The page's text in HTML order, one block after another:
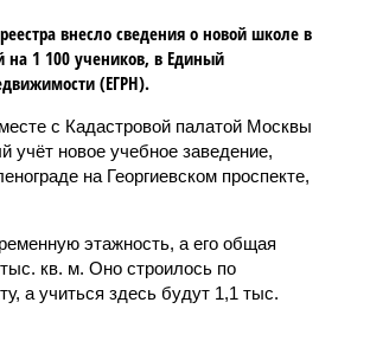
внесло сведения о новой школе в
на 1 100 учеников, в Единый
(ЕГРН).
с Кадастровой палатой Москвы
учёт новое учебное заведение,
на Георгиевском проспекте,
этажность, а его общая
кв. м. Оно строилось по
а учиться здесь будут 1,1 тыс.